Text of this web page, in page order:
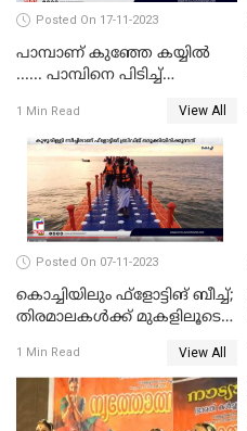
Posted On 17-11-2023
പാമ്പാണ് കുഞ്ഞേ കയ്യില്‍
...... പാമ്പിനെ പിടിച്ച്
വൈറലായി വീഡിയോ
1 Min Read View All
Posted On 07-11-2023
കൊച്ചിയിലും ഫ്‌ളോട്ടിങ് ബീച്ച്;
തിരമാലകള്‍ക്ക് മുകളിലൂടെ
1 Min Read View All